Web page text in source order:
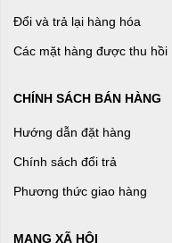
Đổi và trả lại hàng hóa
Các mặt hàng được thu hồi
CHÍNH SÁCH BÁN HÀNG
Hướng dẫn đặt hàng
Chính sách đổi trả
Phương thức giao hàng
MẠNG XÃ HỘI